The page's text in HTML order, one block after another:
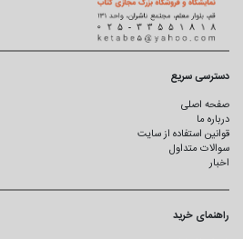
دسترسی سریع
صفحه اصلی
درباره ما
قوانین استفاده از سایت
سوالات متداول
اخبار
راهنمای خرید